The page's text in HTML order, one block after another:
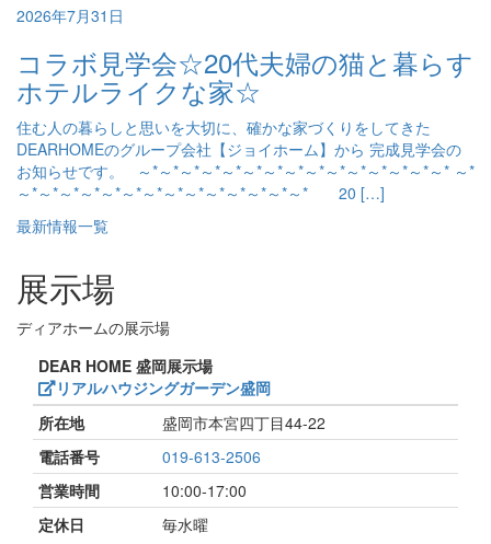
2026年7月31日
コラボ見学会☆20代夫婦の猫と暮らす
ホテルライクな家☆
住む人の暮らしと思いを大切に、確かな家づくりをしてきた
DEARHOMEのグループ会社【ジョイホーム】から 完成見学会の
お知らせです。 ～*～*～*～*～*～*～*～*～*～*～*～*～*～*～* ～*
～*～*～*～*～*～*～*～*～*～*～*～*～*～* 20 […]
最新情報一覧
展示場
ディアホームの展示場
DEAR HOME 盛岡展示場
リアルハウジングガーデン盛岡
所在地
盛岡市本宮四丁目44-22
電話番号
019-613-2506
営業時間
10:00-17:00
定休日
毎水曜